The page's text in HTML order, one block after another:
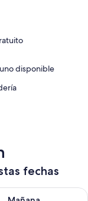
disponible
fechas
ago 8
disponibilidad